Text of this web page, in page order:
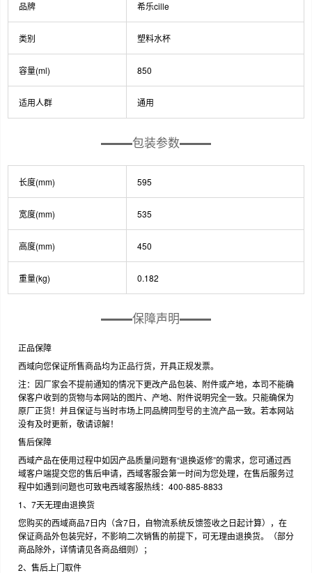
品牌 希乐cille
类别 塑料水杯
容量(ml) 850
适用人群 通用
包装参数
长度(mm) 595
宽度(mm) 535
高度(mm) 450
重量(kg) 0.182
保障声明
正品保障
西域向您保证所售商品均为正品行货，开具正规发票。
注：因厂家会不提前通知的情况下更改产品包装、附件或产地，本司不能确
保客户收到的货物与本网站的图片、产地、附件说明完全一致。只能确保为
原厂正货！并且保证与当时市场上同品牌同型号的主流产品一致。若本网站
没有及时更新，敬请谅解！
售后保障
西域产品在使用过程中如因产品质量问题有“退换返修”的需求，您可通过西
域客户端提交您的售后申请，西域客服会第一时间为您处理，在售后服务过
程中如遇到问题也可致电西域客服热线：400-885-8833
1、7天无理由退换货
您购买的西域商品7日内（含7日，自物流系统反馈签收之日起计算），在
保证商品外包装完好，不影响二次销售的前提下，可无理由退换货。（部分
商品除外，详情请见各商品细则）；
2、售后上门取件